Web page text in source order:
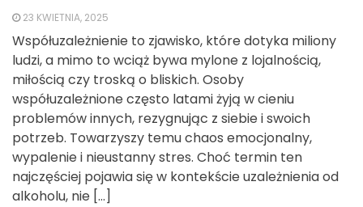
23 KWIETNIA, 2025
Współuzależnienie to zjawisko, które dotyka miliony
ludzi, a mimo to wciąż bywa mylone z lojalnością,
miłością czy troską o bliskich. Osoby
współuzależnione często latami żyją w cieniu
problemów innych, rezygnując z siebie i swoich
potrzeb. Towarzyszy temu chaos emocjonalny,
wypalenie i nieustanny stres. Choć termin ten
najczęściej pojawia się w kontekście uzależnienia od
alkoholu, nie […]